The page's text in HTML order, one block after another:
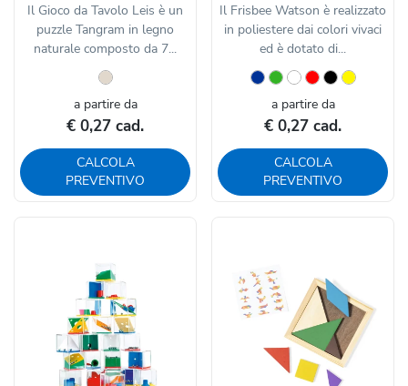
Il Gioco da Tavolo Leis è un
puzzle Tangram in legno
naturale composto da 7...
a partire da
€ 0,27 cad.
CALCOLA
PREVENTIVO
Il Frisbee Watson è realizzato
in poliestere dai colori vivaci
ed è dotato di...
a partire da
€ 0,27 cad.
CALCOLA
PREVENTIVO